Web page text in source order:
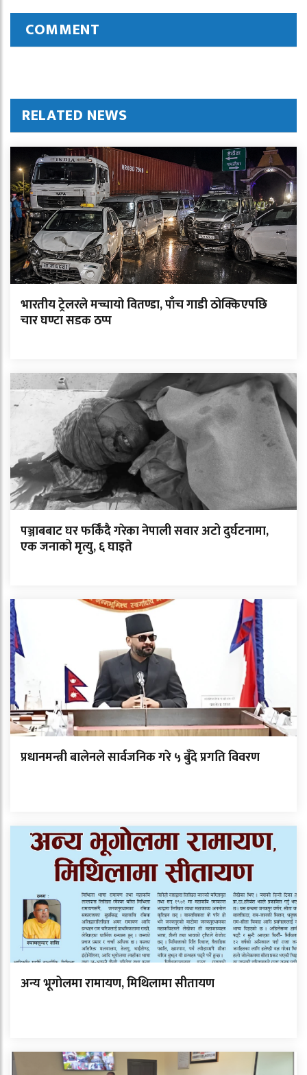
COMMENT
RELATED NEWS
भारतीय ट्रेलरले मच्चायो वितण्डा, पाँच गाडी ठोक्किएपछि
चार घण्टा सडक ठप्प
पञ्जाबबाट घर फर्किंदै गरेका नेपाली सवार अटो दुर्घटनामा,
एक जनाको मृत्यु, ६ घाइते
प्रधानमन्त्री बालेनले सार्वजनिक गरे ५ बुँदे प्रगति विवरण
अन्य भूगोलमा रामायण, मिथिलामा सीतायण